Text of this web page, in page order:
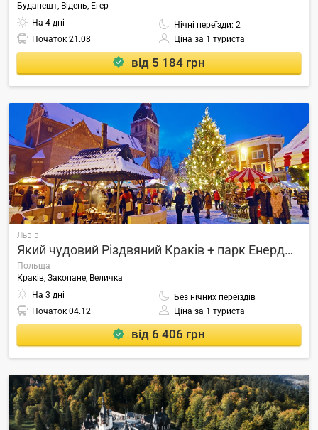
Будапешт, Відень, Егер
На 4 дні
Нічні переїзди: 2
Початок 21.08 Ціна за 1 туриста
від 5 184 грн
Львів
Який чудовий Різдвяний Краків + парк Енерджіландія
Польща
Краків, Закопане, Величка
На 3 дні
Без нічних переїздів
Початок 04.12 Ціна за 1 туриста
від 6 406 грн